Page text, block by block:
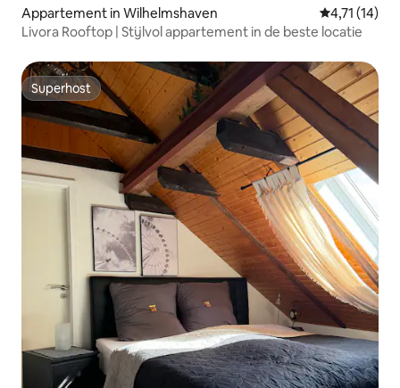
Appartement in Wilhelmshaven Gemiddelde
4,71 (14)
Livora Rooftop | Stijlvol appartement in de beste locatie
Superhost
Superhost